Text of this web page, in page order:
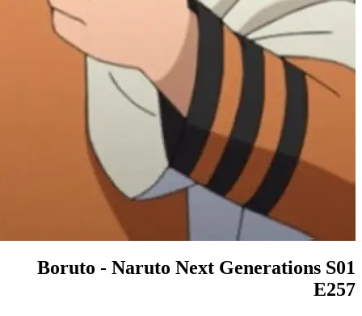
Boruto - Naruto Next Generations S01
E257